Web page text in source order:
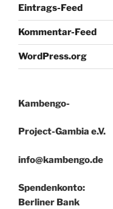
Eintrags-Feed
Kommentar-Feed
WordPress.org
Kambengo-
Project-Gambia e.V.
info@kambengo.de
Spendenkonto:
Berliner Bank